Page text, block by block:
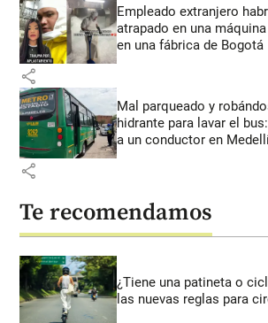
Empleado extranjero
atrapado en una
en una fábrica de Bogotá
share
Mal parqueado y
hidrante para lavar el
a un conductor en
share
Te recomendamos
¿Tiene una patineta o
las nuevas reglas para